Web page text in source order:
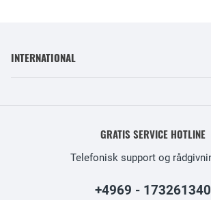
INTERNATIONAL
GRATIS SERVICE HOTLINE
Telefonisk support og
+4969 - 173261340